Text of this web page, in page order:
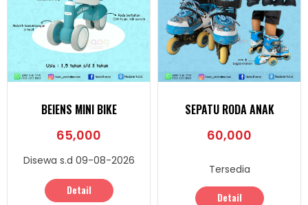
BEIENS MINI BIKE
65,000
Disewa s.d 09-08-2026
Detail
SEPATU RODA ANAK
60,000
Tersedia
Detail